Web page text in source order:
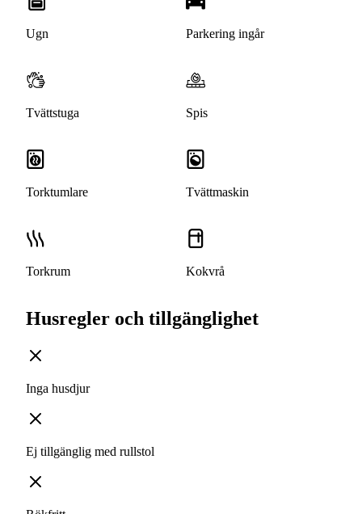
Ugn Parkering ingår
Tvättstuga Spis
Torktumlare Tvättmaskin
Torkrum Kokvrå
Husregler och tillgänglighet
Inga husdjur
Ej tillgänglig med rullstol